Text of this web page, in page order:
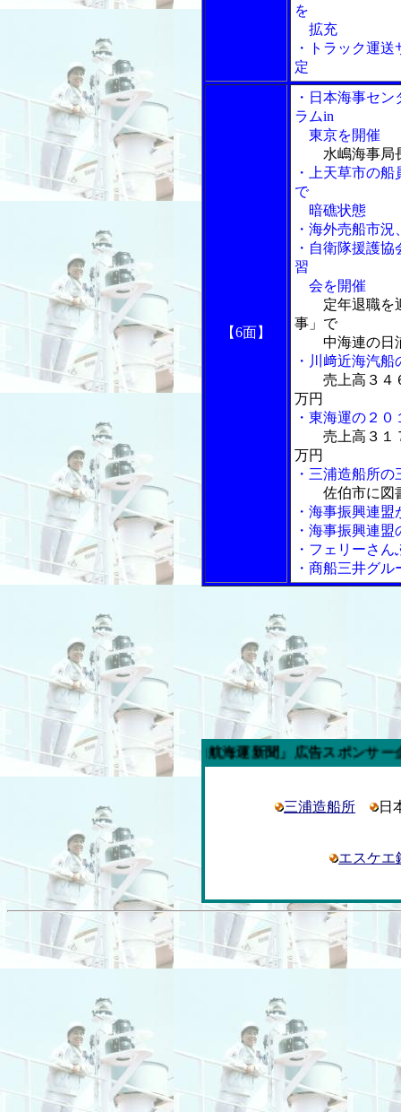
を
拡充
・トラック運
定
【6面】
・日本海事セ
ラムin
東京を開催
水嶋海事局
・上天草市の
で
暗礁状態
・海外売船市
・自衛隊援護
習
会を開催
定年退職を
事」で
中海連の日
・川﨑近海汽
売上高３４
万円
・東海運の２
売上高３１
万円
・三浦造船所
佐伯市に図
・海事振興連
・海事振興連
・フェリーさ
・商船三井グ
今週の「内航海運新聞」広告スポンサー企業
三浦造船所 日
エスケエ